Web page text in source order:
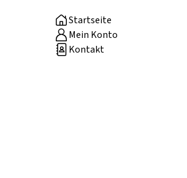
Startseite
Mein Konto
Kontakt